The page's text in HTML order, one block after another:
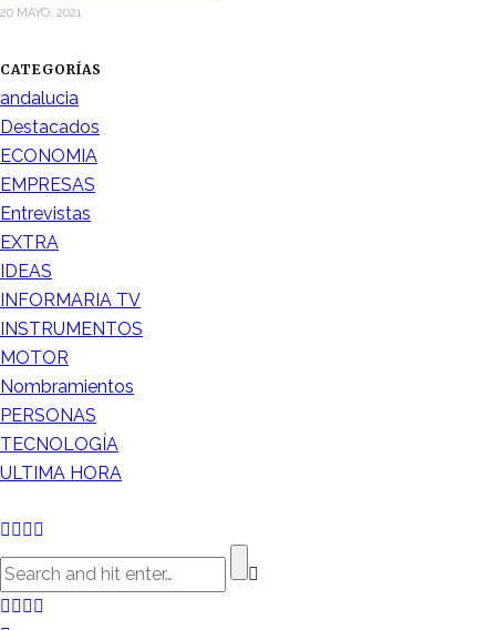
20 MAYO, 2021
CATEGORÍAS
andalucia
Destacados
ECONOMIA
EMPRESAS
Entrevistas
EXTRA
IDEAS
INFORMARIA TV
INSTRUMENTOS
MOTOR
Nombramientos
PERSONAS
TECNOLOGÍA
ULTIMA HORA